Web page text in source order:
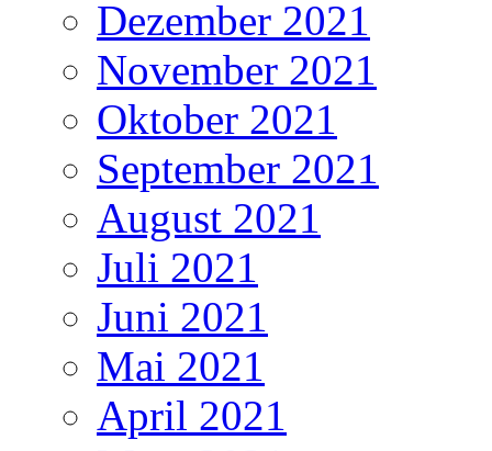
Dezember 2021
November 2021
Oktober 2021
September 2021
August 2021
Juli 2021
Juni 2021
Mai 2021
April 2021